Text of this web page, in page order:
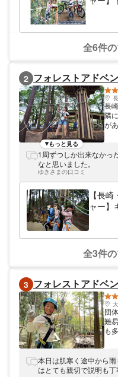
全6件
2 フォレストアドベ
長
隣
が
る
もっと見る
1周ずつしか出来なかっ
なと思いました。
ゆきさまの口コミ
【長
ャー】
全3件
3 フォレストアドベ
団
難
も
と
ー
本日は肌寒く途中から
はとても親切で説明も